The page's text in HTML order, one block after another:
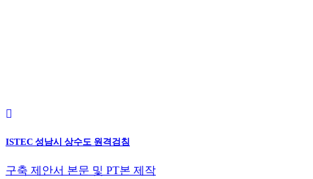
ISTEC 성남시 상수도 원격검침
구축 제안서 본문 및 PT본 제작